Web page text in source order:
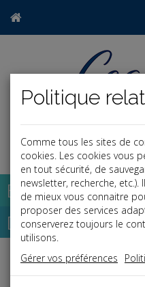
Base documentaire
Dépêches
Liste des dernières
Comme tous les sites de
cookies. Les cookies vous
en tout sécurité, de
newsletter, recherche,
de mieux vous connaitre
proposer des services
conserverez toujours le
utilisons.
Gérer vos préférences